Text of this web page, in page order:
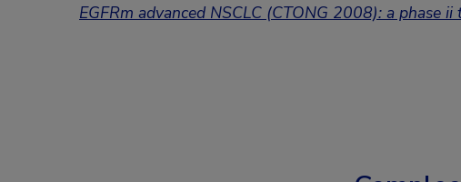
EGFRm advanced NSCLC (CTONG 2008): a phase ii